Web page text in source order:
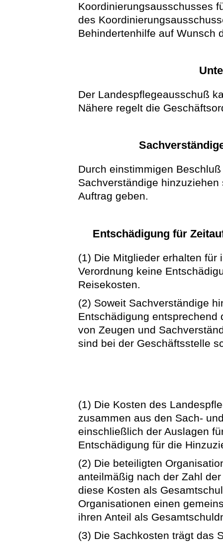
Koordinierungsausschusses
des
Behindertenhilfe auf Wunsch
Der Landespflegeausschuß
Nähere regelt die
Durch einstimmigen
Sachverständige
Auftrag geben.
Entschädigung für
(1) Die Mitglieder erhalten für
Verordnung keine
Reisekosten.
(2) Soweit Sachverständige
Entschädigung entsprechend
von Zeugen und
sind bei der Geschäftsstelle
(1) Die Kosten des
zusammen aus den Sach-
einschließlich der Auslagen
Entschädigung für die
(2) Die beteiligten
anteilmäßig nach der Zahl
diese Kosten als
Organisationen einen
ihren Anteil als
(3) Die Sachkosten trägt das